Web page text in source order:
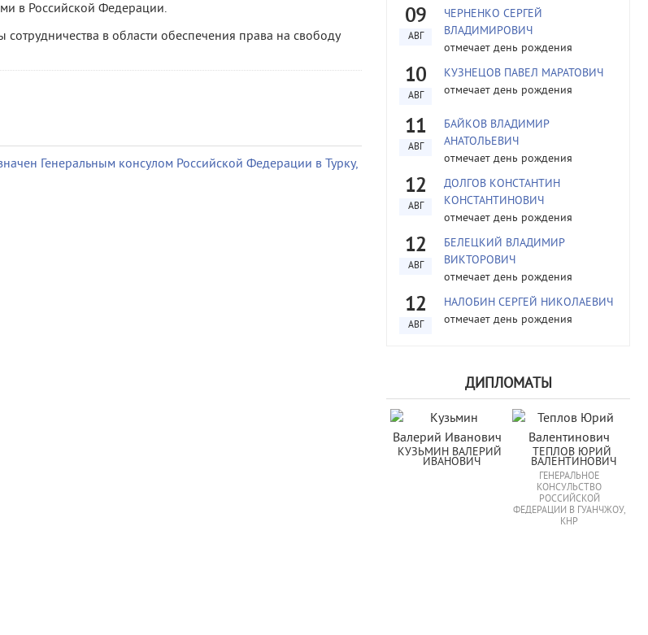
в Российской Федерации.
в области обеспечения права на свободу
Генеральным консулом Российской Федерации в Турку,
09
АВГ
ЧЕРНЕНКО СЕРГЕЙ
ВЛАДИМИРОВИЧ
отмечает день рождения
10
АВГ
КУЗНЕЦОВ ПАВЕЛ МАРАТОВИЧ
отмечает день рождения
11
АВГ
БАЙКОВ ВЛАДИМИР
АНАТОЛЬЕВИЧ
отмечает день рождения
12
АВГ
ДОЛГОВ КОНСТАНТИН
КОНСТАНТИНОВИЧ
отмечает день рождения
12
АВГ
БЕЛЕЦКИЙ ВЛАДИМИР
ВИКТОРОВИЧ
отмечает день рождения
12
АВГ
НАЛОБИН СЕРГЕЙ НИКОЛАЕВИЧ
отмечает день рождения
ДИПЛОМАТЫ
КУЗЬМИН ВАЛЕРИЙ
ИВАНОВИЧ
ТЕПЛОВ ЮРИЙ
ВАЛЕНТИНОВИЧ
ГЕНЕРАЛЬНОЕ
КОНСУЛЬСТВО
РОССИЙСКОЙ
ФЕДЕРАЦИИ В ГУАНЧЖОУ,
КНР